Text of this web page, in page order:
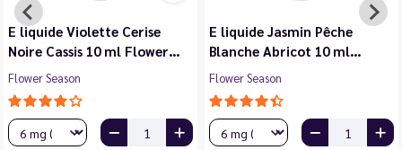
E liquide Violette Cerise
Noire Cassis 10 ml Flower…
Flower Season
E liquide Jasmin Pêche
Blanche Abricot 10 ml…
Flower Season